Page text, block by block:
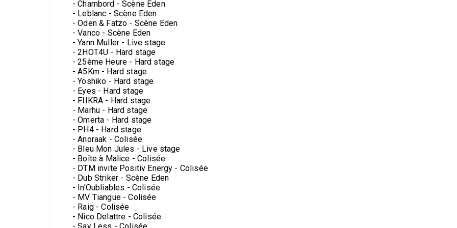
- Chambord - Scène Eden
- Leblanc - Scène Eden
- Oden & Fatzo - Scène Eden
- Vanco - Scène Eden
- Yann Muller - Live stage
- 2HOT4U - Hard stage
- 25ème Heure - Hard stage
- A5Km - Hard stage
- Yoshiko - Hard stage
- Eyes - Hard stage
- FIIKRA - Hard stage
- Marhu - Hard stage
- Omerta - Hard stage
- PH4 - Hard stage
- Anoraak - Colisée
- Bleu Mon Jules - Live stage
- Boîte à Malice - Colisée
- DTM invite Positiv Energy - Colisée
- Dub Striker - Scène Eden
- In'Oubliables - Colisée
- MV Tiangue - Colisée
- Raig - Colisée
- Nico Delattre - Colisée